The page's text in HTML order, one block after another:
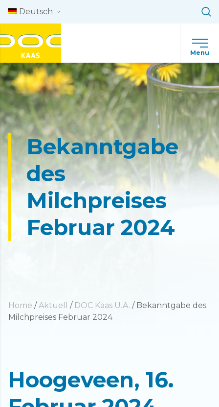
Deutsch
Menu
Bekanntgabe
des
Milchpreises
Februar 2024
Home /Aktuell / DOC Kaas U.A. / Bekanntgabe des
Milchpreises Februar 2024
Hoogeveen, 16.